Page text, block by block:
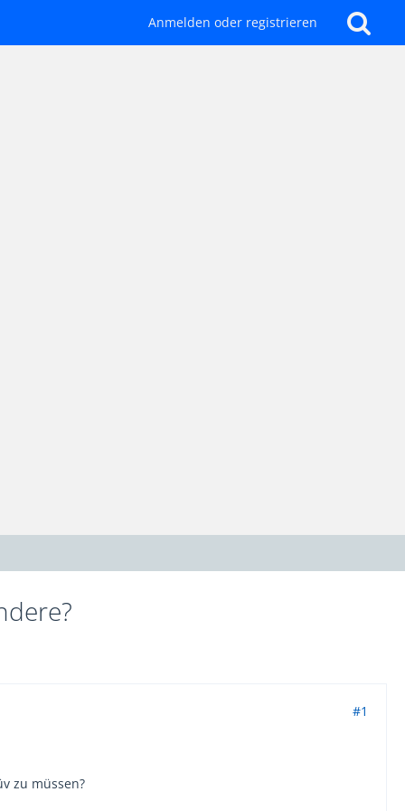
Anmelden oder registrieren
#1
zu müssen?